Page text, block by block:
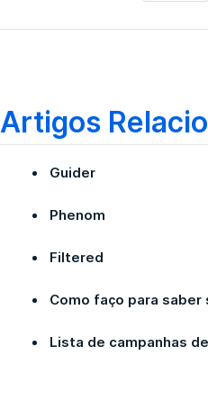
Artigos
Guider
Phenom
Filtered
Como faço para
Lista de campanhas